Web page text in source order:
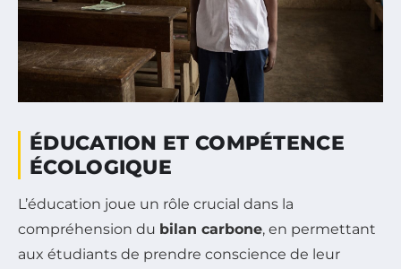
ÉDUCATION ET COMPÉTENCE
ÉCOLOGIQUE
L’éducation joue un rôle crucial dans la
compréhension du bilan carbone, en permettant
aux étudiants de prendre conscience de leur